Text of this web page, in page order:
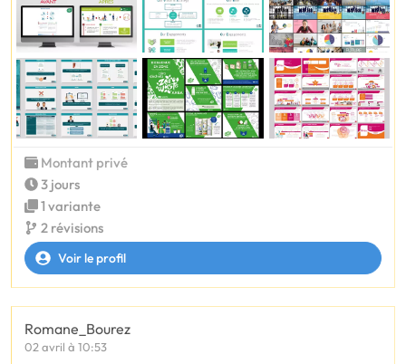
Montant privé
3 jours
1 variante
2 révisions
Voir le profil
Romane_Bourez
02 avril à 10:53